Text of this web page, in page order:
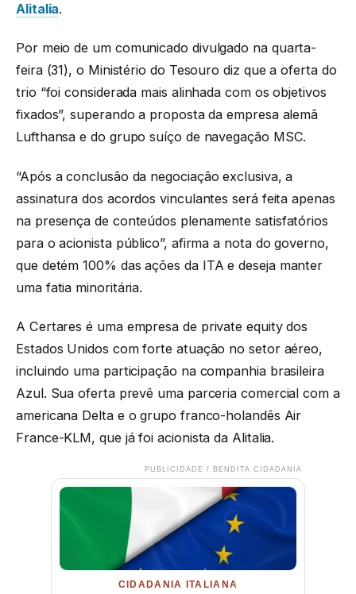
Alitalia.
Por meio de um comunicado divulgado na quarta-
feira (31), o Ministério do Tesouro diz que a oferta do
trio “foi considerada mais alinhada com os objetivos
fixados”, superando a proposta da empresa alemã
Lufthansa e do grupo suíço de navegação MSC.
“Após a conclusão da negociação exclusiva, a
assinatura dos acordos vinculantes será feita apenas
na presença de conteúdos plenamente satisfatórios
para o acionista público”, afirma a nota do governo,
que detém 100% das ações da ITA e deseja manter
uma fatia minoritária.
A Certares é uma empresa de private equity dos
Estados Unidos com forte atuação no setor aéreo,
incluindo uma participação na companhia brasileira
Azul. Sua oferta prevê uma parceria comercial com a
americana Delta e o grupo franco-holandês Air
France-KLM, que já foi acionista da Alitalia.
PUBLICIDADE / BENDITA CIDADANIA
CIDADANIA ITALIANA